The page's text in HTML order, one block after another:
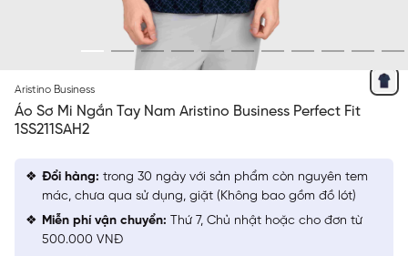
Aristino Business
Áo Sơ Mi Ngắn Tay Nam Aristino Business Perfect Fit
1SS211SAH2
Đổi hàng: trong 30 ngày với sản phẩm còn nguyên tem
mác, chưa qua sử dụng, giặt (Không bao gồm đồ lót)
Miễn phí vận chuyển: Thứ 7, Chủ nhật hoặc cho đơn từ
500.000 VNĐ